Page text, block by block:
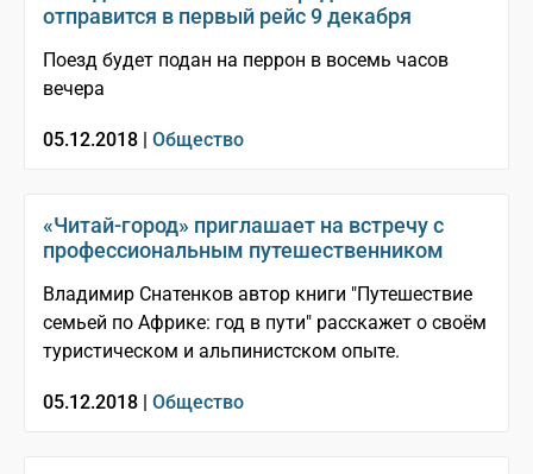
отправится в первый рейс 9 декабря
Поезд будет подан на перрон в восемь часов
вечера
05.12.2018 | Общество
«Читай-город» приглашает на встречу с
профессиональным путешественником
Владимир Снатенков автор книги "Путешествие
семьей по Африке: год в пути" расскажет о своём
туристическом и альпинистском опыте.
05.12.2018 | Общество